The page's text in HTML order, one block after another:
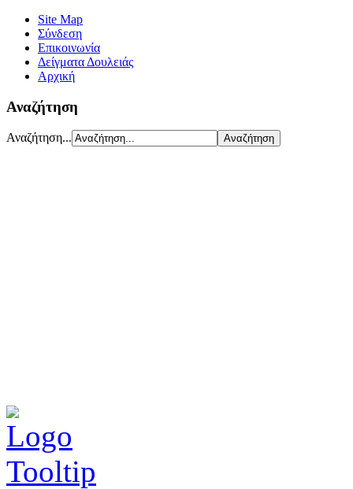
Site Map
Σύνδεση
Επικοινωνία
Δείγματα Δουλειάς
Αρχική
Αναζήτηση
Αναζήτηση...